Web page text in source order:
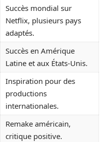
Succès mondial sur
Netflix, plusieurs pays
adaptés.
Succès en Amérique
Latine et aux États-Unis.
Inspiration pour des
productions
internationales.
Remake américain,
critique positive.